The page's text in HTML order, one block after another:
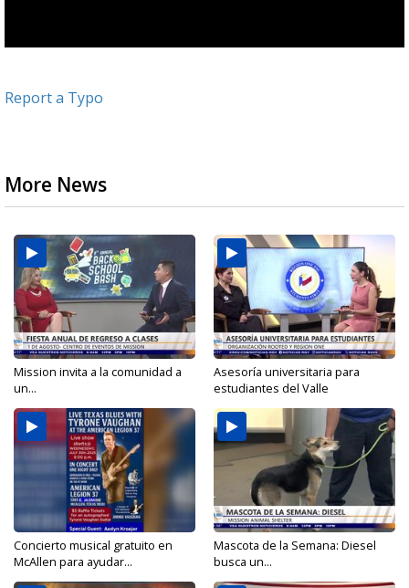
Report a Typo
More News
Mission invita a la comunidad a
un...
Asesoría universitaria para
estudiantes del Valle
Concierto musical gratuito en
McAllen para ayudar...
Mascota de la Semana: Diesel
busca un...